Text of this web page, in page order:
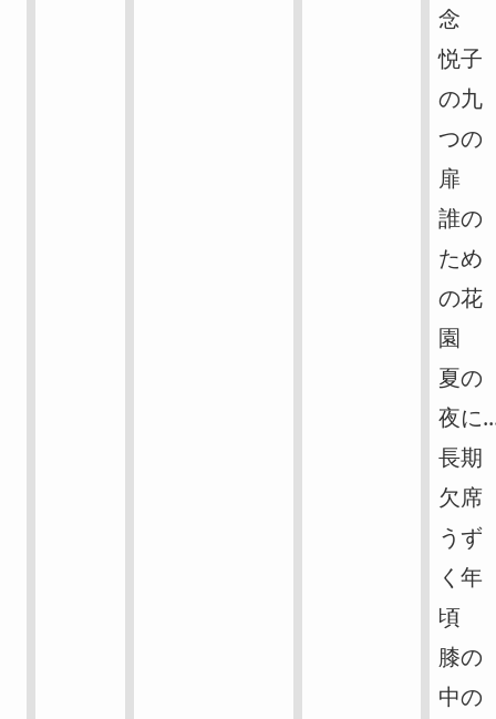
念
悦子
の九
つの
扉
誰の
ため
の花
園
夏の
夜に
長期
欠席
うず
く年
頃
膝の
中の